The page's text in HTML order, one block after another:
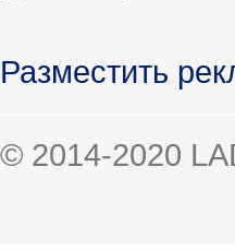
Разместить
© 2014-2020